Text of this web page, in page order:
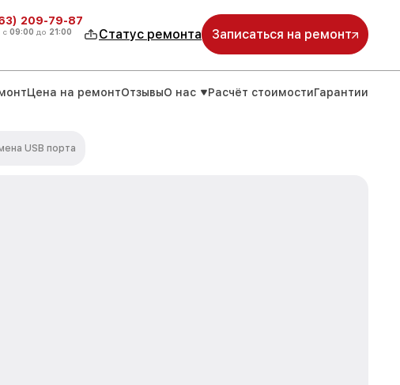
209-79-87
с 09:00 до 21:00 Статус ремонта Записаться на ремонт
Цена на ремонтОтзывыО нас Расчёт стоимостиГарантии
USB порта